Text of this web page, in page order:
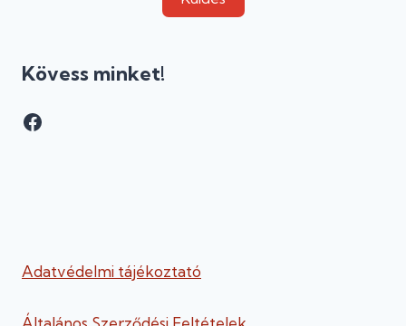
Kövess minket!
Facebook
Adatvédelmi tájékoztató